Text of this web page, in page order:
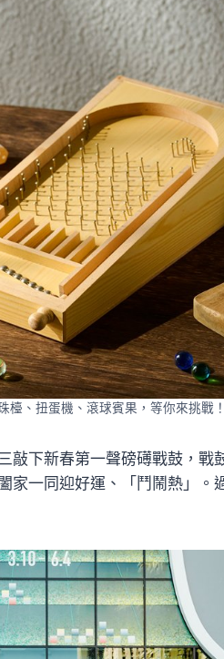
檯、扭蛋機、滾球賓果，等你來挑戰
敲下新春第一聲磅礡戰鼓，戰
家一同迎好運、「鬥鬧熱」。